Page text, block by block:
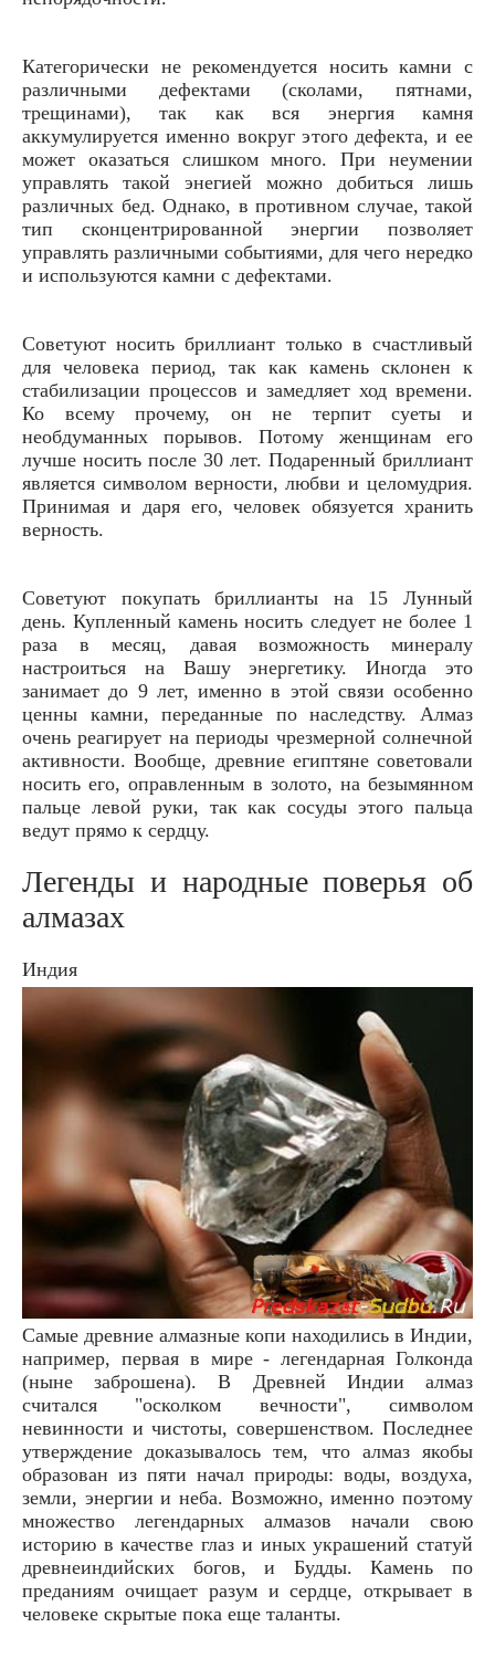
Категорически не рекомендуется носить камни с
различными дефектами (сколами, пятнами,
трещинами), так как вся энергия камня
аккумулируется именно вокруг этого дефекта, и ее
может оказаться слишком много. При неумении
управлять такой энегией можно добиться лишь
различных бед. Однако, в противном случае, такой
тип сконцентрированной энергии позволяет
управлять различными событиями, для чего нередко
и используются камни с дефектами.
Советуют носить бриллиант только в счастливый
для человека период, так как камень склонен к
стабилизации процессов и замедляет ход времени.
Ко всему прочему, он не терпит суеты и
необдуманных порывов. Потому женщинам его
лучше носить после 30 лет. Подаренный бриллиант
является символом верности, любви и целомудрия.
Принимая и даря его, человек обязуется хранить
верность.
Советуют покупать бриллианты на 15 Лунный
день. Купленный камень носить следует не более 1
раза в месяц, давая возможность минералу
настроиться на Вашу энергетику. Иногда это
занимает до 9 лет, именно в этой связи особенно
ценны камни, переданные по наследству. Алмаз
очень реагирует на периоды чрезмерной солнечной
активности. Вообще, древние египтяне советовали
носить его, оправленным в золото, на безымянном
пальце левой руки, так как сосуды этого пальца
ведут прямо к сердцу.
Легенды и народные поверья об
алмазах
Индия
Самые древние алмазные копи находились в Индии,
например, первая в мире - легендарная Голконда
(ныне заброшена). В Древней Индии алмаз
считался "осколком вечности", символом
невинности и чистоты, совершенством. Последнее
утверждение доказывалось тем, что алмаз якобы
образован из пяти начал природы: воды, воздуха,
земли, энергии и неба. Возможно, именно поэтому
множество легендарных алмазов начали свою
историю в качестве глаз и иных украшений статуй
древнеиндийских богов, и Будды. Камень по
преданиям очищает разум и сердце, открывает в
человеке скрытые пока еще таланты.